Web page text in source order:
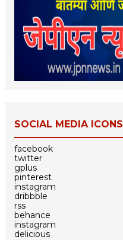
SOCIAL MEDIA ICONS
facebook
twitter
gplus
pinterest
instagram
dribbble
rss
behance
instagram
delicious